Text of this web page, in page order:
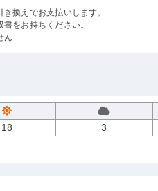
換えでお支払いします。
をお持ちください。
ん
18 3